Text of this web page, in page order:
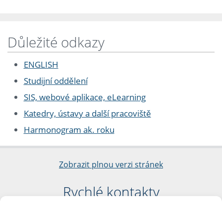
Důležité odkazy
ENGLISH
Studijní oddělení
SIS, webové aplikace, eLearning
Katedry, ústavy a další pracoviště
Harmonogram ak. roku
Zobrazit plnou verzi stránek
Rychlé kontakty